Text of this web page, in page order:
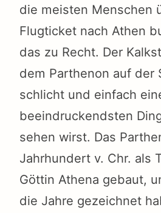
die meisten Menschen
Flugticket nach Athen
das zu Recht. Der
dem Parthenon auf der
schlicht und einfach
beeindruckendsten
sehen wirst. Das
Jahrhundert v. Chr. als
Göttin Athena gebaut,
die Jahre gezeichnet